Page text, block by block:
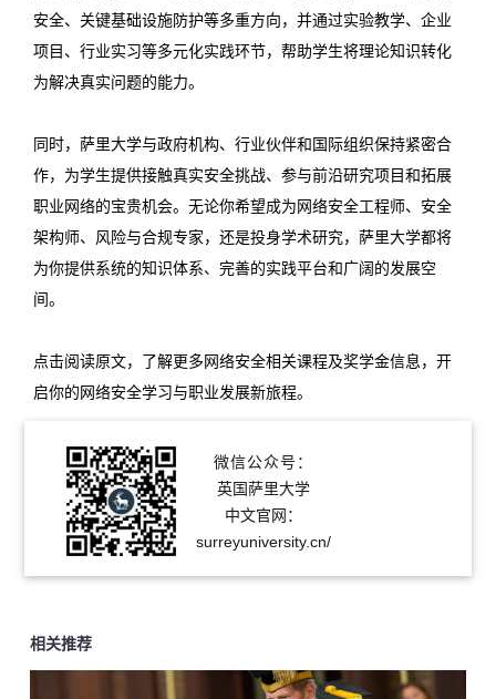
安全、关键基础设施防护等多重方向，并通过实验教学、企业
项目、行业实习等多元化实践环节，帮助学生将理论知识转化
为解决真实问题的能力。
同时，萨里大学与政府机构、行业伙伴和国际组织保持紧密合
作，为学生提供接触真实安全挑战、参与前沿研究项目和拓展
职业网络的宝贵机会。无论你希望成为网络安全工程师、安全
架构师、风险与合规专家，还是投身学术研究，萨里大学都将
为你提供系统的知识体系、完善的实践平台和广阔的发展空
间。
点击阅读原文，了解更多网络安全相关课程及奖学金信息，开
启你的网络安全学习与职业发展新旅程。
微信公众号：
英国萨里大学
中文官网：
surreyuniversity.cn/
相关推荐